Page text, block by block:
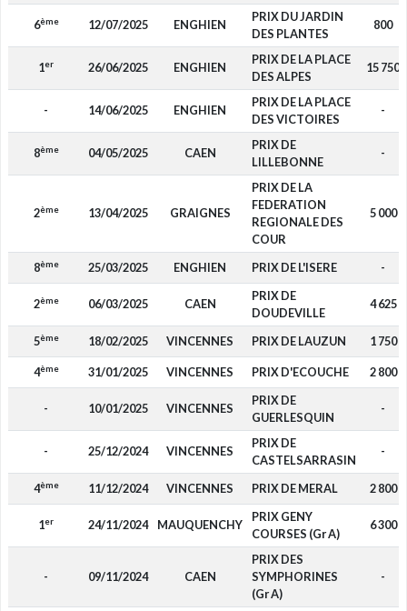
6ème 12/07/2025 ENGHIEN
PRIX DU JARDIN
DES PLANTES
800
1er 26/06/2025 ENGHIEN
PRIX DE LA PLACE
DES ALPES
15 750
- 14/06/2025 ENGHIEN
PRIX DE LA PLACE
DES VICTOIRES
-
8ème 04/05/2025 CAEN
PRIX DE
LILLEBONNE
-
2ème 13/04/2025 GRAIGNES
PRIX DE LA
FEDERATION
REGIONALE DES
COUR
5 000
8ème 25/03/2025 ENGHIEN PRIX DE L'ISERE -
2ème 06/03/2025 CAEN
PRIX DE
DOUDEVILLE
4 625
5ème 18/02/2025 VINCENNES PRIX DE LAUZUN 1 750
4ème 31/01/2025 VINCENNES PRIX D'ECOUCHE 2 800
- 10/01/2025 VINCENNES
PRIX DE
GUERLESQUIN
-
- 25/12/2024 VINCENNES
PRIX DE
CASTELSARRASIN
-
4ème 11/12/2024 VINCENNES PRIX DE MERAL 2 800
1er 24/11/2024 MAUQUENCHY
PRIX GENY
COURSES (Gr A)
6 300
- 09/11/2024 CAEN
PRIX DES
SYMPHORINES
(Gr A)
-